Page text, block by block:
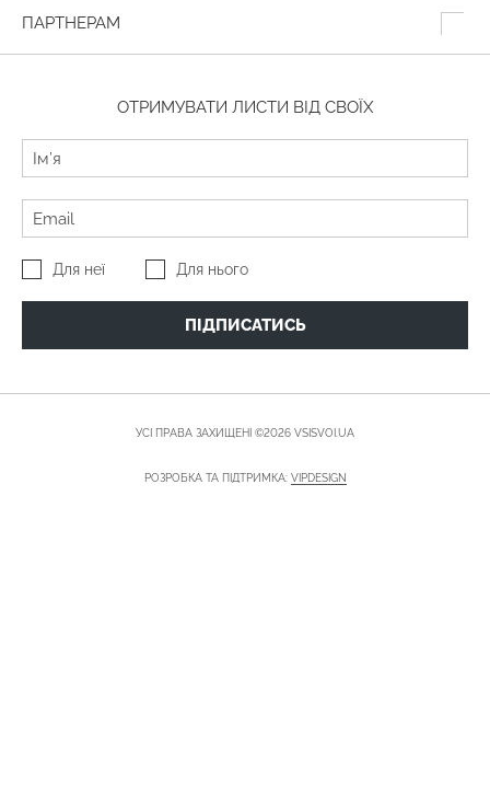
ПАРТНЕРАМ
ОТРИМУВАТИ ЛИСТИ ВІД СВОЇХ
Для неї Для нього
ПІДПИСАТИСЬ
УСІ ПРАВА ЗАХИЩЕНІ ©2026 VSISVOI.UA
РОЗРОБКА ТА ПІДТРИМКА: VIPDESIGN